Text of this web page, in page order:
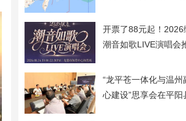
开票了88元起！2026
潮音如歌LIVE演唱会
“龙平苍一体化与温州
心建设”思享会在平阳